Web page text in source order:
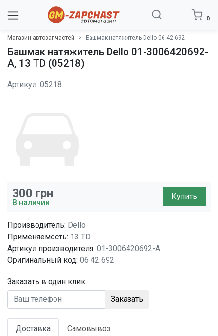
0
Магазин автозапчастей Башмак натяжитель Dello 06 42 692
Башмак натяжитель Dello 01-3006420692-
A, 13 TD (05218)
Артикул: 05218
300 грн
В наличии
Купить
Производитель: Dello
Применяемость: 13 TD
Артикул производителя: 01-3006420692-A
Оригинальный код: 06 42 692
Заказать в один клик:
Заказать
Доставка Самовывоз